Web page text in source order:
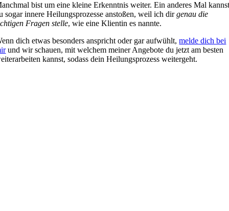
bist um eine kleine Erkenntnis weiter. Ein anderes Mal
sogar innere Heilungsprozesse anstoßen, weil ich dirgenau die
Fragen stelle, wie eine Klientin es nannte.
dich etwas besonders anspricht oder gar aufwühlt,melde dich bei
und wir schauen, mit welchem meiner Angebote du jetzt am besten
kannst, sodass dein Heilungsprozess weitergeht.